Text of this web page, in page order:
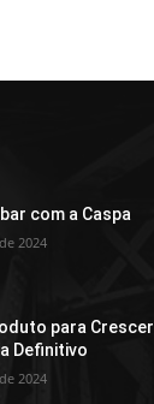
com a Caspa
2024
para Crescer
Definitivo
2024